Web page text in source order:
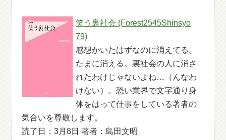
笑う裏社会 (Forest2545Shinsyo
79)
感想かいたはずなのに消えてる。
たまに消える。裏社会の人に消さ
れたわけじゃないよね…（んなわ
けない）。恐い業界で文字通り身
体をはって仕事をしている著者の
気合いを尊敬します。
読了日：3月8日 著者：島田文昭